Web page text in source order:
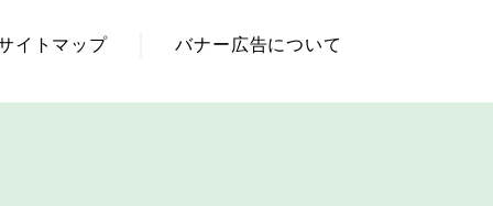
イトマップ バナー広告について